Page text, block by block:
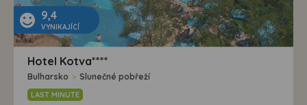
9,4
VYNIKAJÍCÍ
Hotel Kotva****
Bulharsko > Slunečné pobřeží
LAST MINUTE